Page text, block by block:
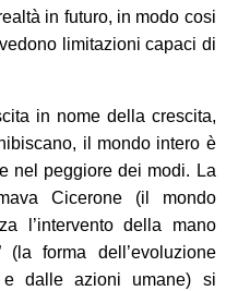
in futuro, in modo cosi
limitazioni capaci di
in nome della crescita,
il mondo intero è
nel peggiore dei modi. La
Cicerone (il mondo
l’intervento della mano
forma dell’evoluzione
dalle azioni umane) si